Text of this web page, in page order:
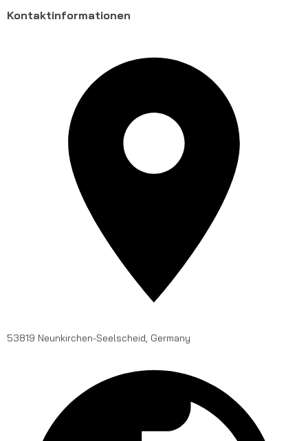
Kontaktinformationen
53819 Neunkirchen-Seelscheid, Germany